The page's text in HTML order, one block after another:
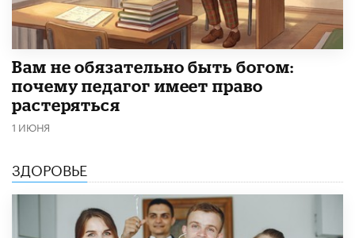
​Вам не обязательно быть богом:
почему педагог имеет право
растеряться
1 ИЮНЯ
ЗДОРОВЬЕ